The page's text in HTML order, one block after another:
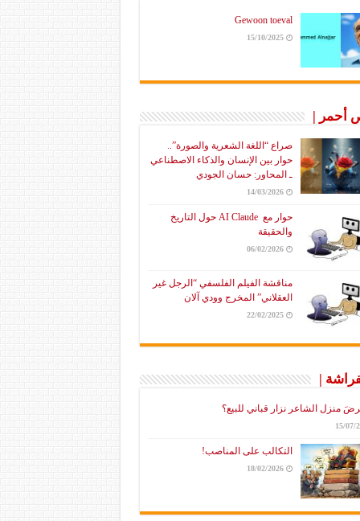
Gewoon toeval
15/10/2025
أحمر |
صراع “اللغة الشعرية والصورة”..
حوار بين الإنسان والذكاء الاصطناعي
ـ المحاور: حسان الجودي
14/03/2026
حوار مع AI Claude حول التاريخ
والحقيقة
06/02/2026
مناقشة الفيلم الفلسفي “الرجل غير
العقلاني” المخرج وودي آلان
22/02/2025
|
منزل الشاعر نزار قباني للبيع؟
15/07/
التكالب على المناصب!
18/02/2026